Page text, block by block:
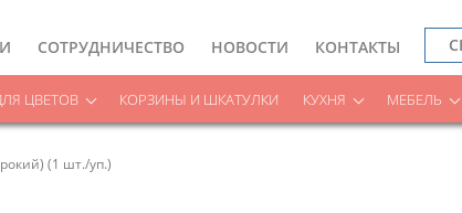
СОТРУДНИЧЕСТВО НОВОСТИ КОНТАКТЫ
ЦВЕТОВ КОРЗИНЫ И ШКАТУЛКИ КУХНЯ МЕБЕЛЬ
(1 шт./уп.)